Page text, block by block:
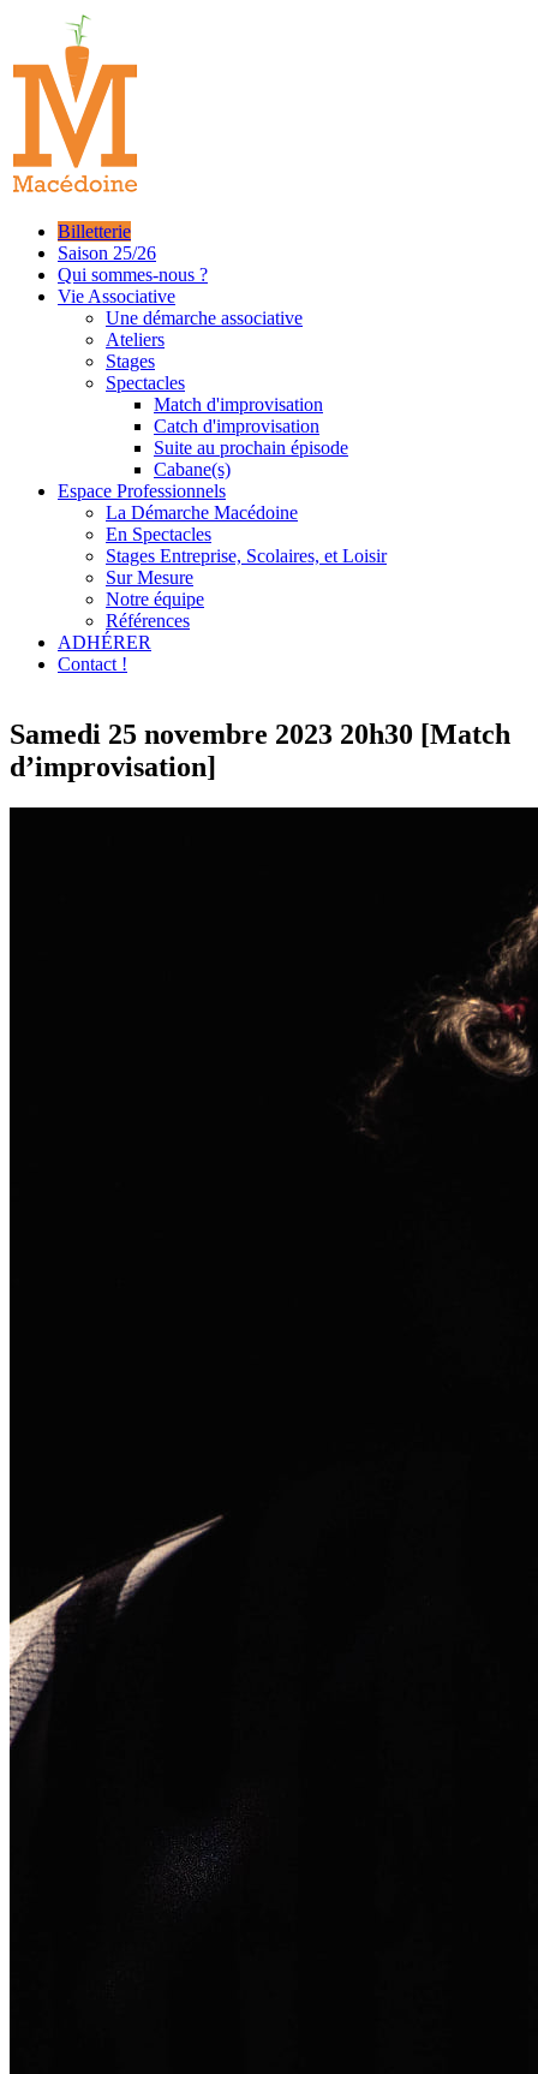
content
Billetterie
Saison 25/26
Qui sommes-nous ?
Vie Associative
Une démarche associative
Ateliers
Stages
Spectacles
Match d'improvisation
Catch d'improvisation
Suite au prochain épisode
Cabane(s)
Espace Professionnels
La Démarche Macédoine
En Spectacles
Stages Entreprise, Scolaires, et Loisir
Sur Mesure
Notre équipe
Références
ADHÉRER
Contact !
Samedi 25 novembre 2023 20h30 [Match
d’improvisation]